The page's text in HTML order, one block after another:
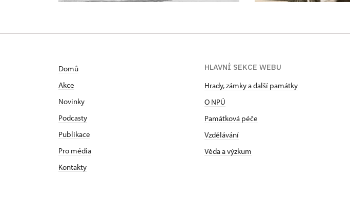
Domů
Akce
Novinky
Podcasty
Publikace
Pro média
Kontakty
HLAVNÍ SEKCE WEBU
Hrady, zámky a další památky
O NPÚ
Památková péče
Vzdělávání
Věda a výzkum